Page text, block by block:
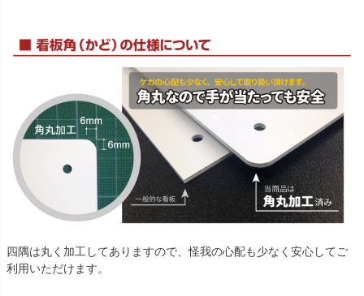
四隅は丸く加工してありますので、怪我の心配も少なく安心してご
利用いただけます。